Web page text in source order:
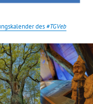
des #TGVeb